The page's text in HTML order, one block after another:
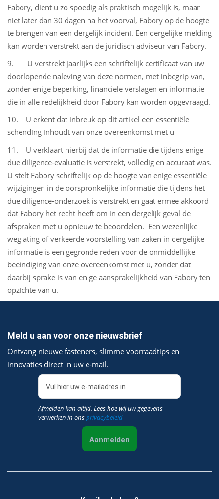
Fabory, dient u zo spoedig als praktisch mogelijk is, maar
niet later dan 30 dagen na het voorval, Fabory op de hoogte
te brengen van een dergelijk incident. Een dergelijke melding
kan worden verstrekt aan de juridisch adviseur van Fabory.
9. U verstrekt jaarlijks een schriftelijk certificaat van uw
doorlopende naleving van deze normen, met inbegrip van,
zonder enige beperking, financiële verslagen en informatie
die in alle redelijkheid door Fabory kan worden opgevraagd.
10. U erkent dat inbreuk op dit artikel een essentiële
schending inhoudt van onze overeenkomst met u.
11. U verklaart hierbij dat de informatie die tijdens enige
due diligence-evaluatie is verstrekt, volledig en accuraat was.
U stelt Fabory schriftelijk op de hoogte van enige essentiële
wijzigingen in de oorspronkelijke informatie die tijdens het
due diligence-onderzoek is verstrekt en gaat ermee akkoord
dat Fabory het recht heeft om in een dergelijk geval de
afspraken met u opnieuw te beoordelen. Een wezenlijke
weglating of verkeerde voorstelling van zaken in dergelijke
informatie is een gegronde reden voor de onmiddellijke
beëindiging van onze overeenkomst met u, zonder dat
daarbij sprake is van enige aansprakelijkheid van Fabory ten
opzichte van u.
Meld u aan voor onze nieuwsbrief
Ontvang nieuwe fasteners, slimme voorraadtips en
innovaties direct in uw e‑mail.
Afmelden kan altijd. Lees hoe wij uw gegevens
verwerken in onsprivacybeleid
Aanmelden